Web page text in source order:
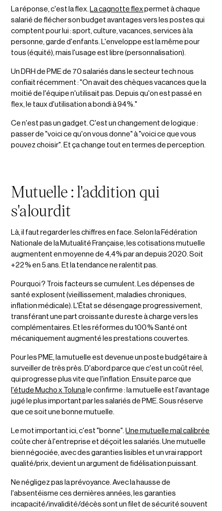
La réponse, c'est la flex. La cagnotte flexpermet à chaque
salarié de flécher son budget avantages vers les postes qui
comptent pour lui : sport, culture, vacances, services à la
personne, garde d'enfants. L'enveloppe est la même pour
tous (équité), mais l'usage est libre (personnalisation).
Un DRH de PME de 70 salariés dans le secteur tech nous
confiait récemment : "On avait des chèques vacances que la
moitié de l'équipe n'utilisait pas. Depuis qu'on est passé en
flex, le taux d'utilisation a bondi à 94 %."
Ce n'est pas un gadget. C'est un changement de logique :
passer de "voici ce qu'on vous donne" à "voici ce que vous
pouvez choisir". Et ça change tout en termes de perception.
Mutuelle : l'addition qui
s'alourdit
Là, il faut regarder les chiffres en face. Selon la Fédération
Nationale de la Mutualité Française, les cotisations mutuelle
augmentent en moyenne de 4,4 % par an depuis 2020. Soit
+22 % en 5 ans. Et la tendance ne ralentit pas.
Pourquoi ? Trois facteurs se cumulent. Les dépenses de
santé explosent (vieillissement, maladies chroniques,
inflation médicale). L'État se désengage progressivement,
transférant une part croissante du reste à charge vers les
complémentaires. Et les réformes du 100 % Santé ont
mécaniquement augmenté les prestations couvertes.
Pour les PME, la mutuelle est devenue un poste budgétaire à
surveiller de très près. D'abord parce que c'est un coût réel,
qui progresse plus vite que l'inflation. Ensuite parce que
l'étude Mucho x Toluna le confirme : la mutuelle est l'avantage
jugé le plus important par les salariés de PME. Sous réserve
que ce soit une bonne mutuelle.
Le mot important ici, c'est "bonne".Une mutuelle mal calibrée
coûte cher à l'entreprise et déçoit les salariés. Une mutuelle
bien négociée, avec des garanties lisibles et un vrai rapport
qualité/prix, devient un argument de fidélisation puissant.
Ne négligez pas la prévoyance. Avec la hausse de
l'absentéisme ces dernières années, les garanties
incapacité/invalidité/décès sont un filet de sécurité souvent